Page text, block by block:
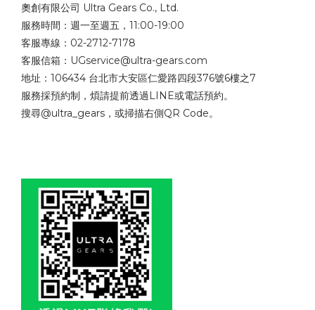
奧創有限公司 Ultra Gears Co., Ltd.
服務時間：週一至週五，11:00-19:00
客服專線：02-2712-7178
客服信箱：UGservice@ultra-gears.com
地址：106434 台北市大安區仁愛路四段376號6樓之7
服務採預約制，煩請提前透過LINE或電話預約。
搜尋@ultra_gears，或掃描右側QR Code。